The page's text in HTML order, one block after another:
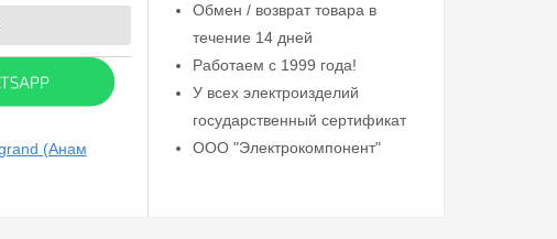
(Анам
Обмен / возврат товара в
течение 14 дней
Работаем с 1999 года!
У всех электроизделий
государственный сертификат
ООО "Электрокомпонент"